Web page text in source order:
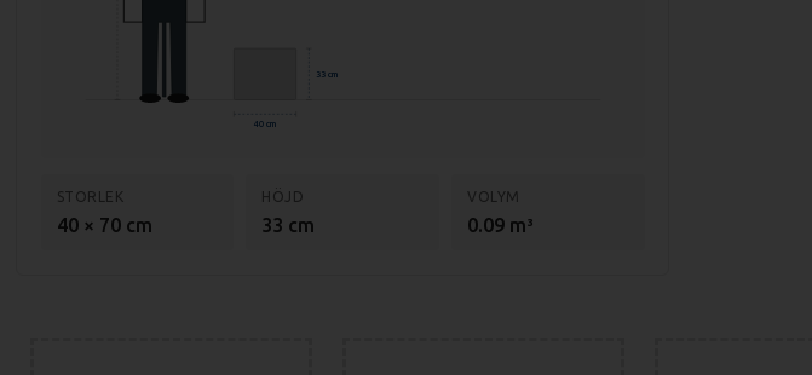
33 cm
40 cm
STORLEK
40 × 70 cm
HÖJD
33 cm
VOLYM
0.09 m³